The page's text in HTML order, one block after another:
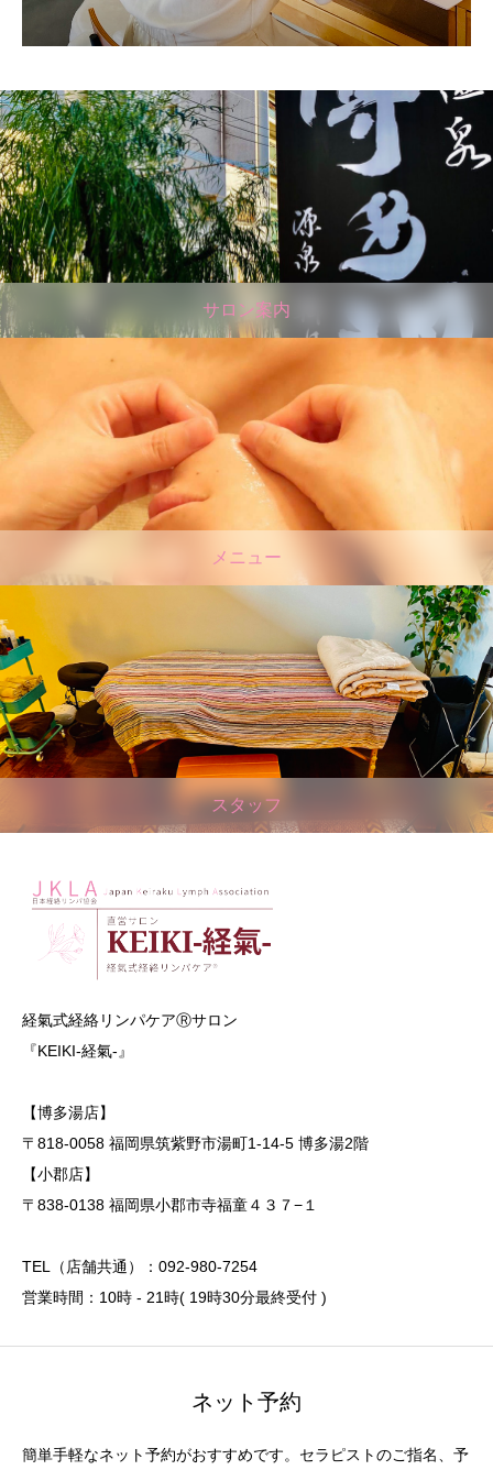
サロン案内
メニュー
スタッフ
経氣式経絡リンパケアⓇサロン
『KEIKI-経氣-』
【博多湯店】
〒818-0058 福岡県筑紫野市湯町1-14-5 博多湯2階
【小郡店】
〒838-0138 福岡県小郡市寺福童４３７−１
TEL（店舗共通）：092-980-7254
営業時間：10時 - 21時( 19時30分最終受付 )
ネット予約
簡単手軽なネット予約がおすすめです。セラピストのご指名、予